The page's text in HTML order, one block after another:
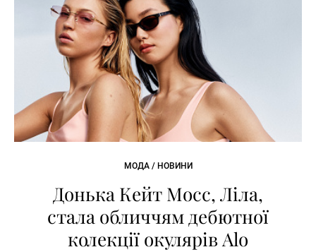
МОДА / НОВИНИ
Донька Кейт Мосс, Ліла,
стала обличчям дебютної
колекції окулярів Alo